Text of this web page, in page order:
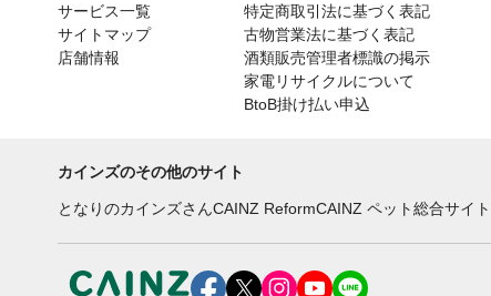
サービス一覧
サイトマップ
店舗情報
特定商取引法に基づく表記
古物営業法に基づく表記
酒類販売管理者標識の掲示
家電リサイクルについて
BtoB掛け払い申込
カインズのその他のサイト
となりのカインズさんCAINZ ReformCAINZ ペット総合サイト